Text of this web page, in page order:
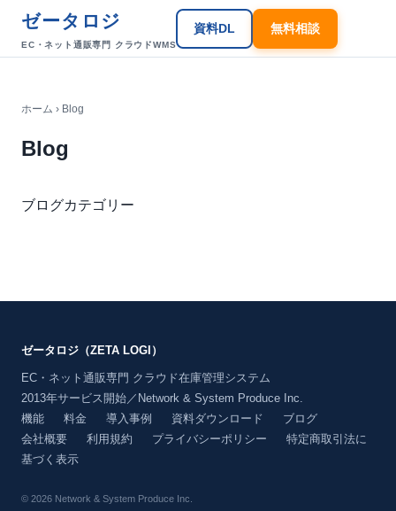
ゼータロジ
EC・ネット通販専門 クラウドWMS
資料DL 無料相談
ホーム › Blog
Blog
ブログカテゴリー
ゼータロジ（ZETA LOGI）
EC・ネット通販専門 クラウド在庫管理システム
2013年サービス開始／Network & System Produce Inc.
機能
料金 導入事例 資料ダウンロード
ブログ
会社概要
利用規約 プライバシーポリシー
特定商取引法に
基づく表示
© 2026 Network & System Produce Inc.